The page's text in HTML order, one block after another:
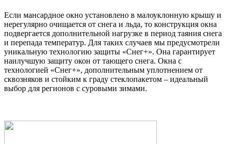
Если мансардное окно установлено в малоуклонную крышу и
нерегулярно очищается от снега и льда, то конструкция окна
подвергается дополнительной нагрузке в период таяния снега
и перепада температур. Для таких случаев мы предусмотрели
уникальную технологию защиты «Снег+». Она гарантирует
наилучшую защиту окон от тающего снега. Окна с
технологией «Снег+», дополнительным уплотнением от
сквозняков и стойким к граду стеклопакетом – идеальный
выбор для регионов с суровыми зимами.